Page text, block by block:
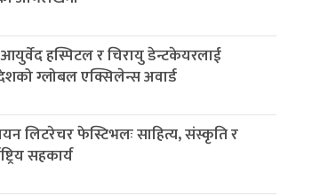
हस्पिटल र चिरायु डेन्टकेयरलाई
ग्लोबल एक्सिलेन्स अवार्ड
लिटरेचर फेस्टिभलः साहित्य, संस्कृति र
सहकार्य